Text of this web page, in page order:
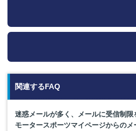
関連するFAQ
迷惑メールが多く、メールに受信制限
モータースポーツマイページからの